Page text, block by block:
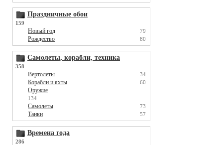
Праздничные обои
159
Новый год 79
Рождество 80
Самолеты, корабли, техника
358
Вертолеты 34
Корабли и яхты 60
Оружие
134
Самолеты 73
Танки 57
Времена года
286